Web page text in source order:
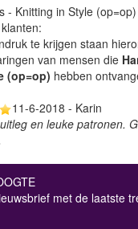
- Knitting in Style (op=op)
te krijgen staan
van mensen die
(op=op) hebben
11-6-2018 - Karin
en leuke patronen.
met de laatste